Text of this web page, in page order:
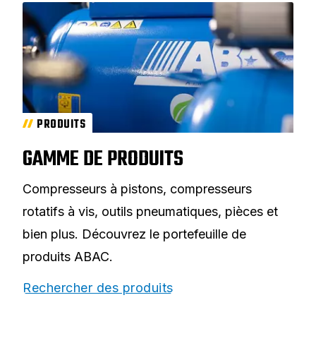
PRODUITS
GAMME DE PRODUITS
Compresseurs à pistons, compresseurs
rotatifs à vis, outils pneumatiques, pièces et
bien plus. Découvrez le portefeuille de
produits ABAC.
Rechercher des produits